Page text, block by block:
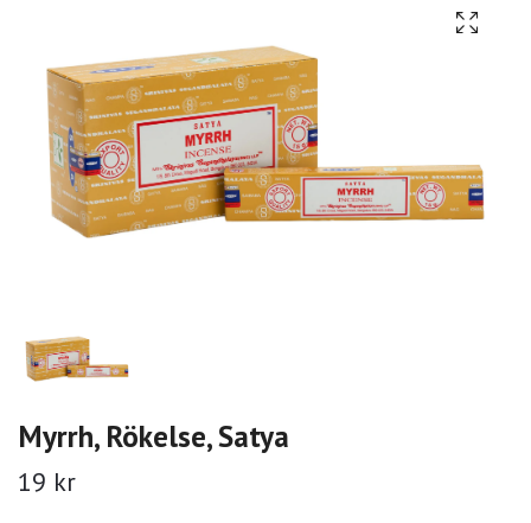
Myrrh, Rökelse, Satya
19 kr